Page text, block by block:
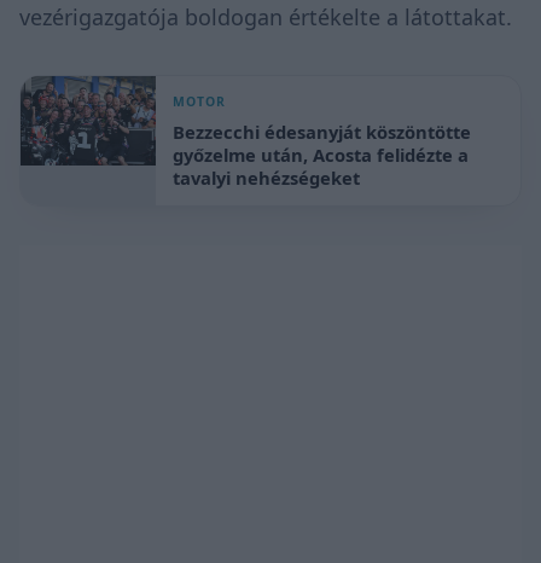
vezérigazgatója boldogan értékelte a látottakat.
MOTOR
Bezzecchi édesanyját köszöntötte
győzelme után, Acosta felidézte a
tavalyi nehézségeket